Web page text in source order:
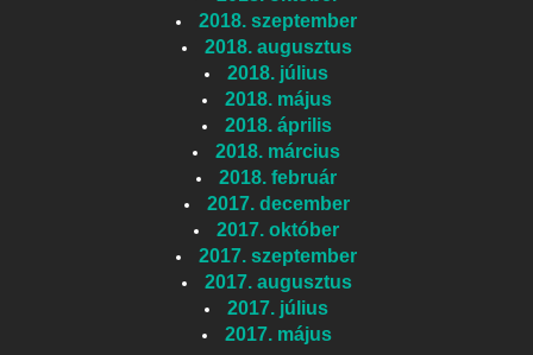
2018. szeptember
2018. augusztus
2018. július
2018. május
2018. április
2018. március
2018. február
2017. december
2017. október
2017. szeptember
2017. augusztus
2017. július
2017. május